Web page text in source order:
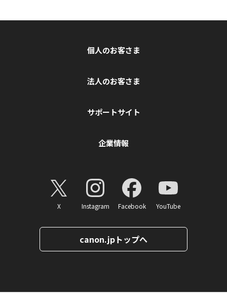
個人のお客さま
法人のお客さま
サポートサイト
企業情報
X Instagram Facebook YouTube
canon.jpトップへ